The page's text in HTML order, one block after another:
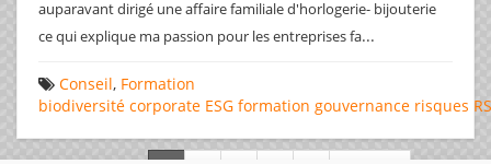
auparavant dirigé une affaire familiale d'horlogerie- bijouterie
ce qui explique ma passion pour les entreprises fa...
Conseil, Formation
biodiversité corporate ESG formation gouvernance risques